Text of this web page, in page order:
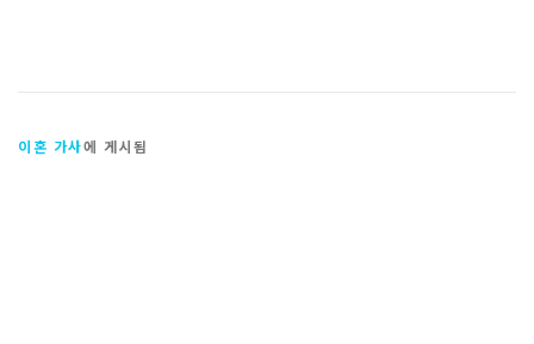
이혼 가사에 게시됨